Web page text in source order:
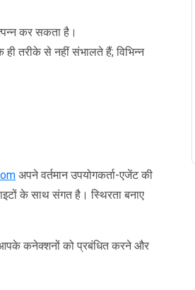
कर सकता है।
तरीके से नहीं संभालते हैं; विभिन्न
अपने वर्तमान उपयोगकर्ता-एजेंट की
के साथ संगत है। स्थिरता बनाए
आपके कनेक्शनों को प्रबंधित करने और